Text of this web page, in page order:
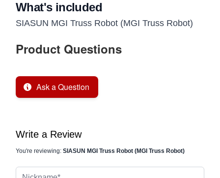
What's included
SIASUN MGI Truss Robot (MGI Truss Robot)
Product Questions
Ask a Question
Write a Review
You're reviewing: SIASUN MGI Truss Robot (MGI Truss Robot)